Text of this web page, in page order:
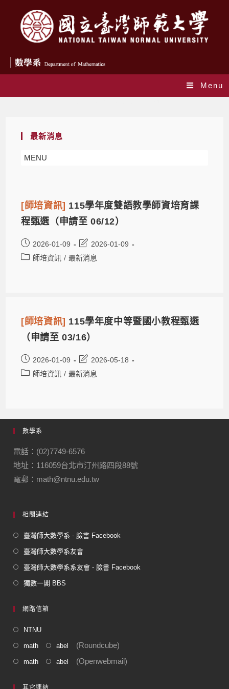
Menu
最新消息
MENU
[師培資訊] 115學年度雙語教學師資培育課
程甄選（申請至 06/12）
2026-01-09
2026-01-09
師培資訊 / 最新消息
[師培資訊] 115學年度中等暨國小教程甄選
（申請至 03/16）
2026-01-09
2026-05-18
師培資訊 / 最新消息
數學系
電話：(02)7749-6576
地址：116059台北市汀州路四段88號
電郵：math@ntnu.edu.tw
相關連結
臺灣師大數學系 - 臉書 Facebook
臺灣師大數學系友會
臺灣師大數學系系友會 - 臉書 Facebook
獨數一閣 BBS
網路信箱
NTNU
math abel (Roundcube)
math abel (Openwebmail)
其它連結